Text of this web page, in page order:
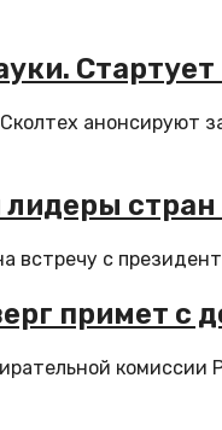
анонсируют
встречу с
примет